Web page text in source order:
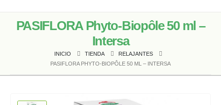
PASIFLORA Phyto-Biopôle 50 ml –
Intersa
INICIO TIENDA
RELAJANTES
PASIFLORA PHYTO-BIOPÔLE 50 ML – INTERSA